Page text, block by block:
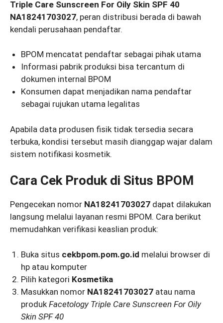
Triple Care Sunscreen For Oily Skin SPF 40
NA18241703027, peran distribusi berada di bawah
kendali perusahaan pendaftar.
BPOM mencatat pendaftar sebagai pihak utama
Informasi pabrik produksi bisa tercantum di
dokumen internal BPOM
Konsumen dapat menjadikan nama pendaftar
sebagai rujukan utama legalitas
Apabila data produsen fisik tidak tersedia secara
terbuka, kondisi tersebut masih dianggap wajar dalam
sistem notifikasi kosmetik.
Cara Cek Produk di Situs BPOM
Pengecekan nomor NA18241703027 dapat dilakukan
langsung melalui layanan resmi BPOM. Cara berikut
memudahkan verifikasi keaslian produk:
Buka situs cekbpom.pom.go.id melalui browser di
hp atau komputer
Pilih kategori Kosmetika
Masukkan nomor NA18241703027 atau nama
produkFacetology Triple Care Sunscreen For Oily
Skin SPF 40